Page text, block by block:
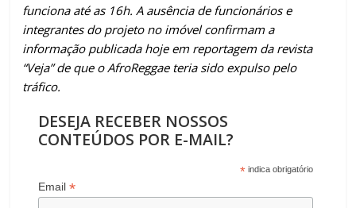
funciona até as 16h. A ausência de funcionários e
integrantes do projeto no imóvel confirmam a
informação publicada hoje em reportagem da revista
“Veja” de que o AfroReggae teria sido expulso pelo
tráfico.
DESEJA RECEBER NOSSOS
CONTEÚDOS POR E-MAIL?
* indica obrigatório
Email*